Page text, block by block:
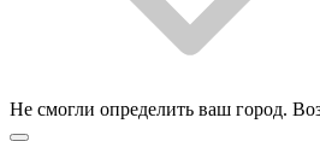
Не смогли определить ваш город.